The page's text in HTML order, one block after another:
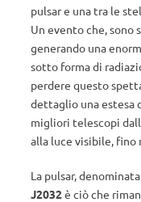
pulsar e una tra le
Un evento che, sono
generando una
sotto forma di
perdere questo
dettaglio una estesa
migliori telescopi
alla luce visibile, fino
La pulsar,
J2032è ciò che